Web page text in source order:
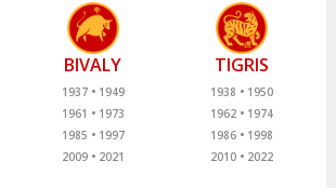
BIVALY
1937
1949
1961
1973
1985
1997
2009
2021
TIGRIS
1938
1950
1962
1974
1986
1998
2010
2022